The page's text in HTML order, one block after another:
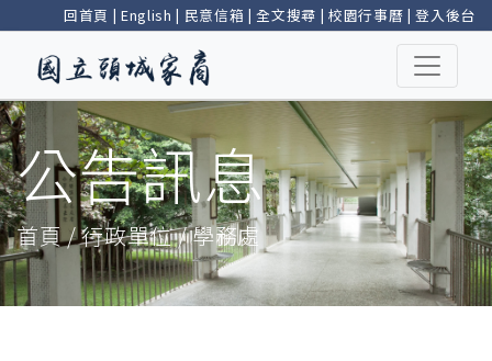
回首頁 | English | 民意信箱 |全文搜尋 | 校園行事曆 |登入後台
公告訊息
首頁 / 行政單位 / 學務處